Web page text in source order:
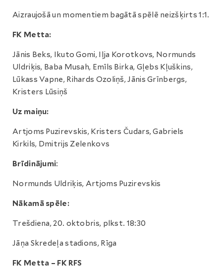
Aizraujošā un momentiem bagātā spēlē neizšķirts 1:1.
FK Metta:
Jānis Beks, Ikuto Gomi, Iļja Korotkovs, Normunds
Uldriķis, Baba Musah, Emīls Birka, Gļebs Kļuškins,
Lūkass Vapne, Rihards Ozoliņš, Jānis Grīnbergs,
Kristers Lūsiņš
Uz maiņu:
Artjoms Puzirevskis, Kristers Čudars, Gabriels
Kirkils, Dmitrijs Zelenkovs
Brīdinājumi:
Normunds Uldriķis, Artjoms Puzirevskis
Nākamā spēle:
Trešdiena, 20. oktobris, plkst. 18:30
Jāņa Skredeļa stadions, Rīga
FK Metta – FK RFS